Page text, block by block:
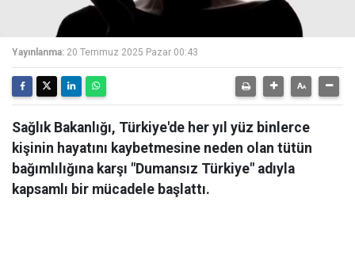
Yayınlanma: 20 Temmuz 2025 Pazar 00:43
Sağlık Bakanlığı, Türkiye'de her yıl yüz binlerce
kişinin hayatını kaybetmesine neden olan tütün
bağımlılığına karşı "Dumansız Türkiye" adıyla
kapsamlı bir mücadele başlattı.